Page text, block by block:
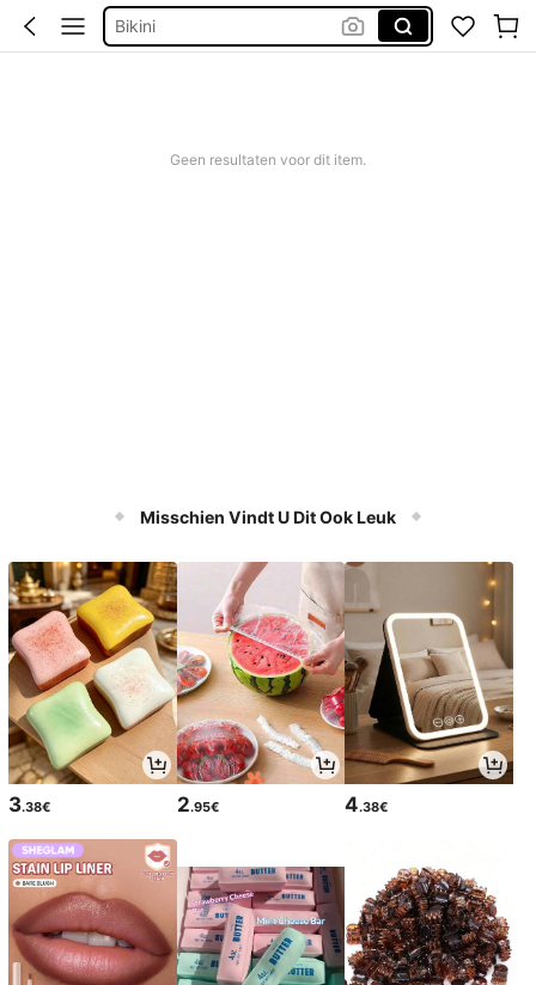
Bikini
Geen resultaten voor dit item.
Misschien Vindt U Dit Ook Leuk
3.38€ 2.95€ 4.38€